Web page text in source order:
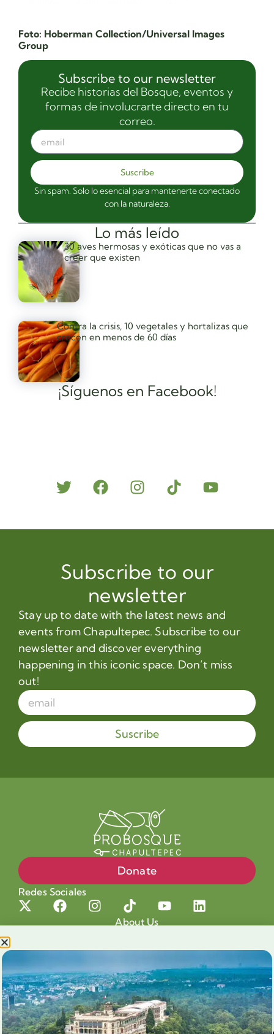
Foto: Hoberman Collection/Universal Images
Group
¡Síguenos en Facebook!
Lo más leído
30 aves hermosas y exóticas que no vas a
creer que existen
Contra la crisis, 10 vegetales y hortalizas que
crecen en menos de 60 días
Subscribe to our newsletter
Recibe historias del Bosque, eventos y
formas de involucrarte directo en tu
correo.
Suscribe
Sin spam. Solo lo esencial para mantenerte conectado
con la naturaleza.
Subscribe to our
newsletter
Stay up to date with the latest news and
events from Chapultepec. Subscribe to our
newsletter and discover everything
happening in this iconic space. Don’t miss
out!
Suscribe
Donate
Redes Sociales
About Us
Our cause
Shop for a cause
Blog
Chapultepec Volunteering